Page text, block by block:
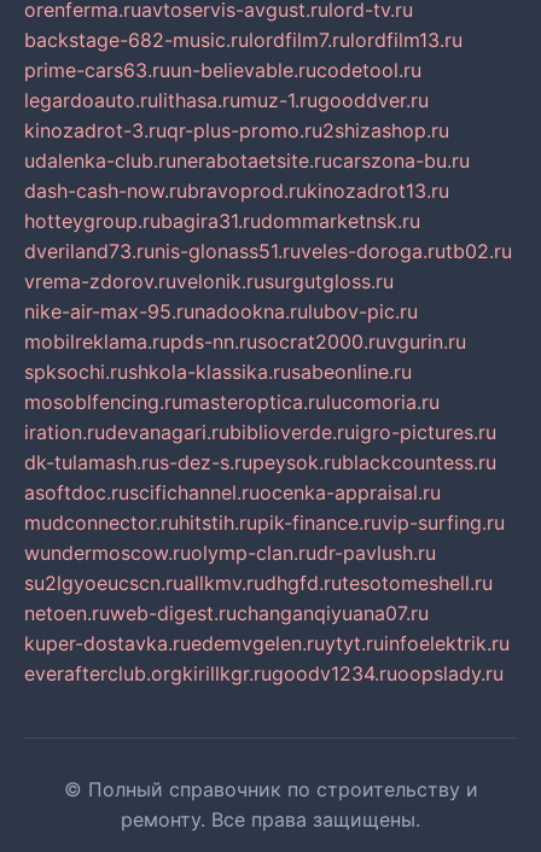
orenferma.ruavtoservis-avgust.rulord-tv.ru
backstage-682-music.rulordfilm7.rulordfilm13.ru
prime-cars63.ruun-believable.rucodetool.ru
legardoauto.rulithasa.rumuz-1.rugooddver.ru
kinozadrot-3.ruqr-plus-promo.ru2shizashop.ru
udalenka-club.runerabotaetsite.rucarszona-bu.ru
dash-cash-now.rubravoprod.rukinozadrot13.ru
hotteygroup.rubagira31.rudommarketnsk.ru
dveriland73.runis-glonass51.ruveles-doroga.rutb02.ru
vrema-zdorov.ruvelonik.rusurgutgloss.ru
nike-air-max-95.runadookna.rulubov-pic.ru
mobilreklama.rupds-nn.rusocrat2000.ruvgurin.ru
spksochi.rushkola-klassika.rusabeonline.ru
mosoblfencing.rumasteroptica.rulucomoria.ru
iration.rudevanagari.rubiblioverde.ruigro-pictures.ru
dk-tulamash.rus-dez-s.rupeysok.rublackcountess.ru
asoftdoc.ruscifichannel.ruocenka-appraisal.ru
mudconnector.ruhitstih.rupik-finance.ruvip-surfing.ru
wundermoscow.ruolymp-clan.rudr-pavlush.ru
su2lgyoeucscn.ruallkmv.rudhgfd.rutesotomeshell.ru
netoen.ruweb-digest.ruchanganqiyuana07.ru
kuper-dostavka.ruedemvgelen.ruytyt.ruinfoelektrik.ru
everafterclub.orgkirillkgr.rugoodv1234.ruoopslady.ru
© Полный справочник по строительству и
ремонту. Все права защищены.